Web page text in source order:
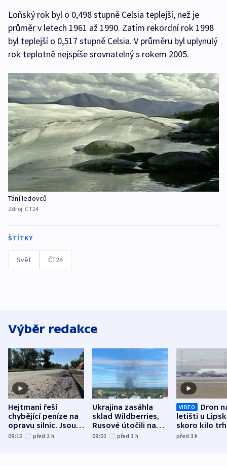
Loňský rok byl o 0,498 stupně Celsia teplejší, než je
průměr v letech 1961 až 1990. Zatím rekordní rok 1998
byl teplejší o 0,517 stupně Celsia. V průměru byl uplynulý
rok teplotně nejspíše srovnatelný s rokem 2005.
Tání ledovců
Zdroj: ČT24
ŠTÍTKY
Svět ČT24
Výběr redakce
Hejtmani řeší
chybějící peníze na
opravu silnic. Jsou
nenárokové, namítá
09:15 před 2 h
Ukrajina zasáhla
sklad Wildberries,
Rusové útočili na
trh, hasiče či
09:02 před 3 h
VIDEO
Dron
letišti u
skoro kilo
indicie
před 3h